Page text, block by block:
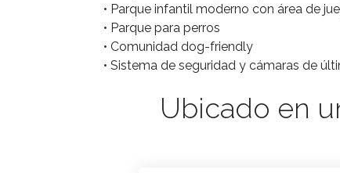
• Parque infantil moderno con área de
• Parque para perros
• Comunidad dog-friendly
• Sistema de seguridad y cámaras de
Ubicado en